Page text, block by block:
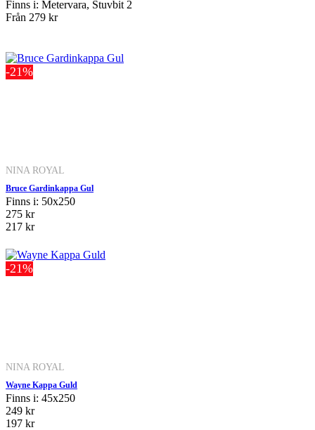
Finns i: Metervara, Stuvbit 2
Från 279 kr
-21%
NINA ROYAL
Bruce Gardinkappa Gul
Finns i: 50x250
275 kr
217 kr
-21%
NINA ROYAL
Wayne Kappa Guld
Finns i: 45x250
249 kr
197 kr